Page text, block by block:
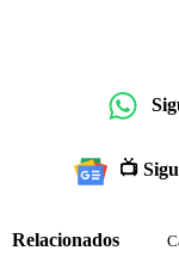
📺
Relacionados